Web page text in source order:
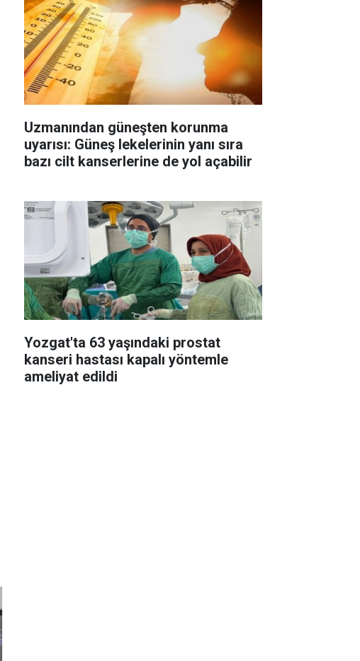
Uzmanından güneşten korunma
uyarısı: Güneş lekelerinin yanı sıra
bazı cilt kanserlerine de yol açabilir
Yozgat'ta 63 yaşındaki prostat
kanseri hastası kapalı yöntemle
ameliyat edildi